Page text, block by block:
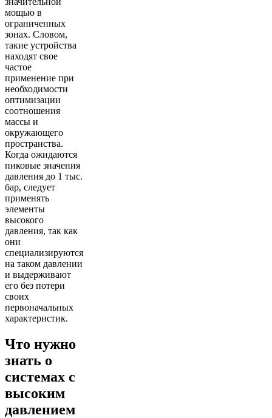
мощью в
ограниченных
зонах. Словом,
такие устройства
находят свое
частое
применение при
необходимости
оптимизации
соотношения
массы и
окружающего
пространства.
Когда ожидаются
пиковые значения
давления до 1 тыс.
бар, следует
применять
элементы
высокого
давления, так как
они
специализируются
на таком давлении
и выдерживают
его без потери
своих
первоначальных
характеристик.
Что нужно
знать о
системах с
высоким
давлением